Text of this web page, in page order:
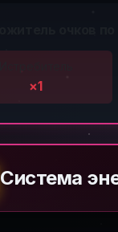
×1
Система